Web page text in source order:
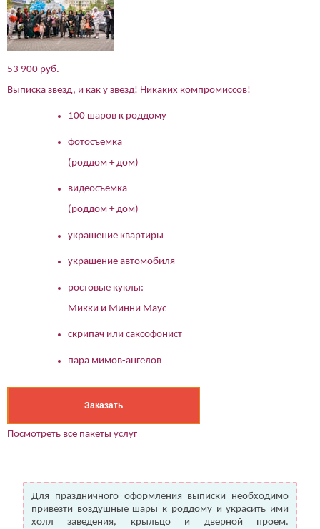
53 900 руб.
Выписка звезд, и как у звезд! Никаких компромиссов!
100 шаров к роддому
фотосъемка
(роддом + дом)
видеосъемка
(роддом + дом)
украшение квартиры
украшение автомобиля
ростовые куклы:
Микки и Минни Маус
скрипач или саксофонист
пара мимов-ангелов
Заказать
Посмотреть все пакеты услуг
Для праздничного оформления выписки необходимо
привезти воздушные шары к роддому и украсить ими
холл заведения, крыльцо и дверной проем.